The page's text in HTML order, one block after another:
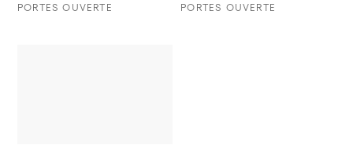
PORTES OUVERTE PORTES OUVERTE